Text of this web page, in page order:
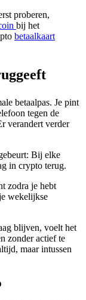
proberen,
bij het
betaalkaart
betaalpas. Je pint
tegen de
verandert verder
Bij elke
in crypto terug.
zodra je hebt
wekelijkse
blijven, voelt het
zonder actief te
maar intussen